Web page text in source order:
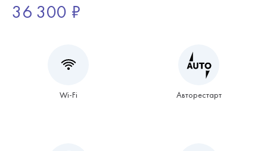
36 300 ₽
Wi-Fi Авторестарт